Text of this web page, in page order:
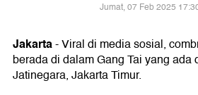
Jumat, 07 Feb 2025
Jakarta- Viral di media sosial,
berada di dalam Gang Tai yang ada
Jatinegara, Jakarta Timur.